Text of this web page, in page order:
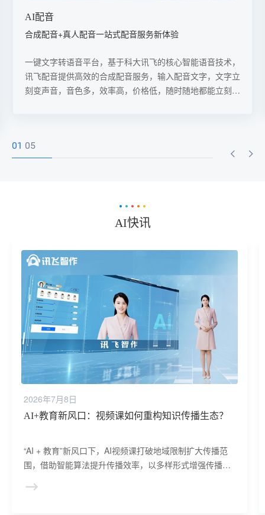
推文转视频
AI音视频自动生成，实现公众号、视频号双端同步宣传
通过讯飞的推文转视频AI工具，用户可以轻松实现从推文到
视频的转换，并同步在公众号和视频号上进行宣传，极大地
提高了内容创作的效率和覆盖范围。
02 05
AI快讯
2026年7月8日
智能客服软件功能详解
科大讯飞智能客服软件依托星火大模型与自研AI语音引
擎，打造全场景、智能化、高效率的客户服务解决方案，
服务场景。